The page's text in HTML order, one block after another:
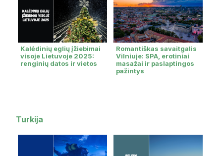
Kalėdinių eglių įžiebimai
visoje Lietuvoje 2025:
renginių datos ir vietos
Romantiškas savaitgalis
Vilniuje: SPA, erotiniai
masažai ir paslaptingos
pažintys
Turkija